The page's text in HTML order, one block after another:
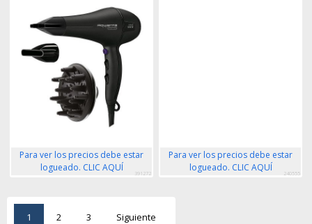
Para ver los precios debe estar
logueado. CLIC AQUÍ
391272
Para ver los precios debe estar
logueado. CLIC AQUÍ
240555
1 2 3 Siguiente